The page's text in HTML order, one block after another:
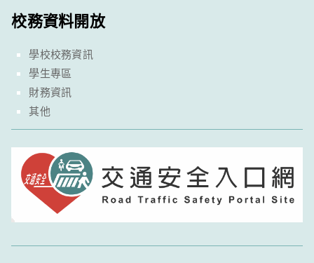
校務資料開放
學校校務資訊
學生專區
財務資訊
其他